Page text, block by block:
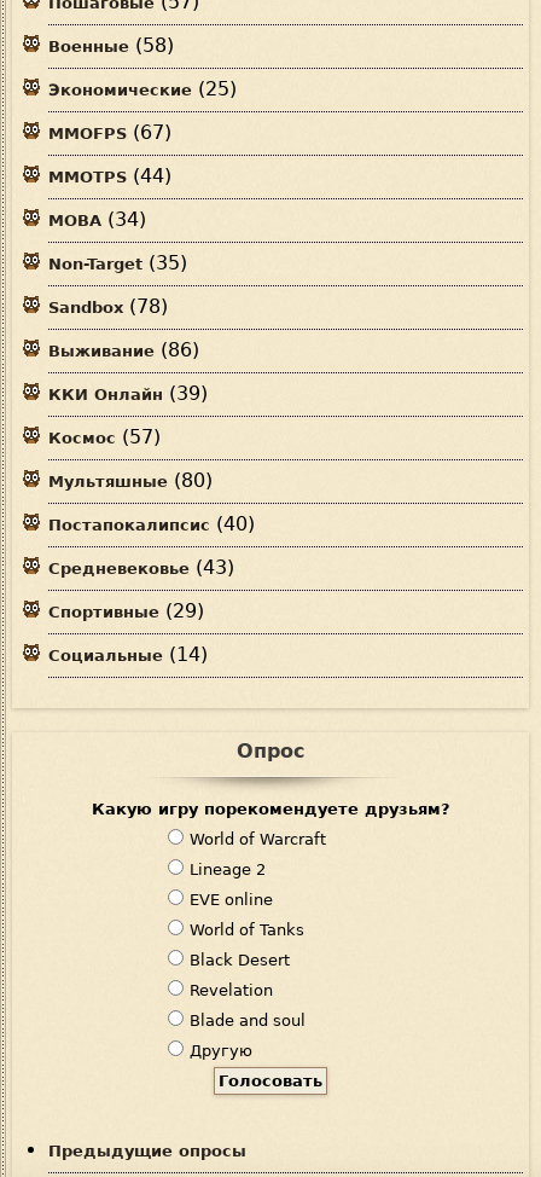
Военные (58)
Экономические (25)
MMOFPS (67)
MMOTPS (44)
MOBA (34)
Non-Target (35)
Sandbox (78)
Выживание (86)
ККИ Онлайн (39)
Космос (57)
Мультяшные (80)
Постапокалипсис (40)
Средневековье (43)
Спортивные (29)
Социальные (14)
Опрос
Какую игру порекомендуете друзьям?
В
а
р
и
а
н
т
ы
World of Warcraft
Lineage 2
EVE online
World of Tanks
Black Desert
Revelation
Blade and soul
Другую
Предыдущие опросы